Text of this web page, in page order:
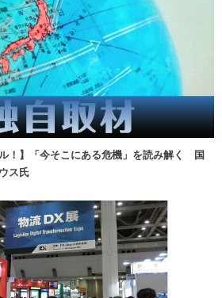
ル！】「今そこにある危機」を読み解く 国
ス氏